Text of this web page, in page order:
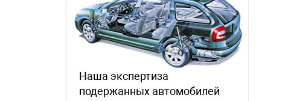
Наша экспертиза
подержанных автомобилей